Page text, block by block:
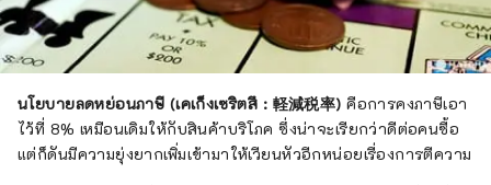
นโยบายลดหย่อนภาษี (เคเก็งเซริตสึ : 軽減税率) คือการคงภาษีเอา
ไว้ที่ 8% เหมือนเดิมให้กับสินค้าบริโภค ซึ่งน่าจะเรียกว่าดีต่อคนซื้อ
แต่ก็ดันมีความยุ่งยากเพิ่มเข้ามาให้เวียนหัวอีกหน่อยเรื่องการตีความ